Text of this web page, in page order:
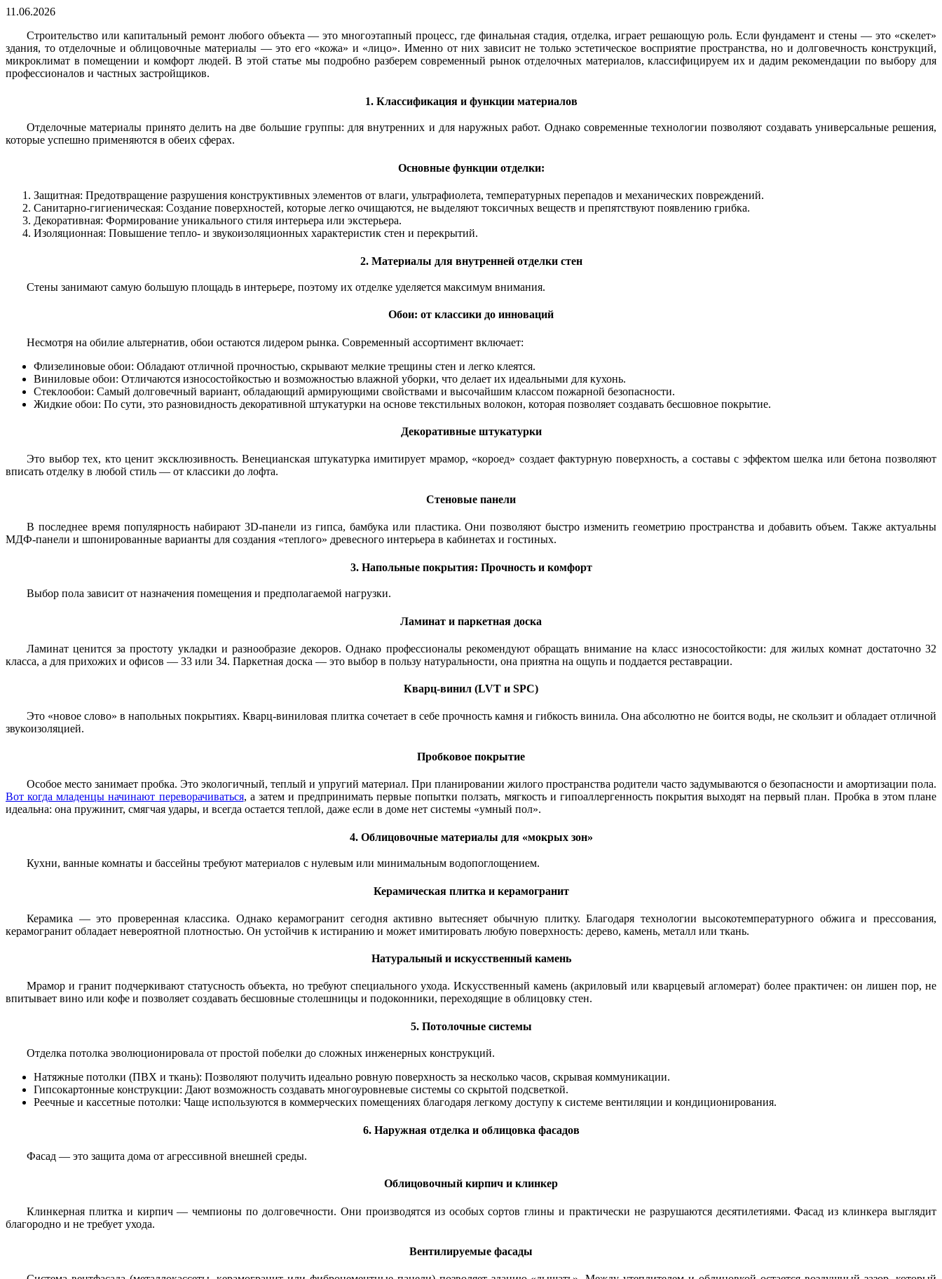
11.06.2026
Строительство или капитальный ремонт любого объекта — это многоэтапный процесс, где финальная стадия, отделка, играет решающую роль. Если фундамент и стены — это «скелет»
здания, то отделочные и облицовочные материалы — это его «кожа» и «лицо». Именно от них зависит не только эстетическое восприятие пространства, но и долговечность конструкций,
микроклимат в помещении и комфорт людей. В этой статье мы подробно разберем современный рынок отделочных материалов, классифицируем их и дадим рекомендации по выбору для
профессионалов и частных застройщиков.
1. Классификация и функции материалов
Отделочные материалы принято делить на две большие группы: для внутренних и для наружных работ. Однако современные технологии позволяют создавать универсальные решения,
которые успешно применяются в обеих сферах.
Основные функции отделки:
Защитная: Предотвращение разрушения конструктивных элементов от влаги, ультрафиолета, температурных перепадов и механических повреждений.
Санитарно-гигиеническая: Создание поверхностей, которые легко очищаются, не выделяют токсичных веществ и препятствуют появлению грибка.
Декоративная: Формирование уникального стиля интерьера или экстерьера.
Изоляционная: Повышение тепло- и звукоизоляционных характеристик стен и перекрытий.
2. Материалы для внутренней отделки стен
Стены занимают самую большую площадь в интерьере, поэтому их отделке уделяется максимум внимания.
Обои: от классики до инноваций
Несмотря на обилие альтернатив, обои остаются лидером рынка. Современный ассортимент включает:
Флизелиновые обои: Обладают отличной прочностью, скрывают мелкие трещины стен и легко клеятся.
Виниловые обои: Отличаются износостойкостью и возможностью влажной уборки, что делает их идеальными для кухонь.
Стеклообои: Самый долговечный вариант, обладающий армирующими свойствами и высочайшим классом пожарной безопасности.
Жидкие обои: По сути, это разновидность декоративной штукатурки на основе текстильных волокон, которая позволяет создавать бесшовное покрытие.
Декоративные штукатурки
Это выбор тех, кто ценит эксклюзивность. Венецианская штукатурка имитирует мрамор, «короед» создает фактурную поверхность, а составы с эффектом шелка или бетона позволяют
вписать отделку в любой стиль — от классики до лофта.
Стеновые панели
В последнее время популярность набирают 3D-панели из гипса, бамбука или пластика. Они позволяют быстро изменить геометрию пространства и добавить объем. Также актуальны
МДФ-панели и шпонированные варианты для создания «теплого» древесного интерьера в кабинетах и гостиных.
3. Напольные покрытия: Прочность и комфорт
Выбор пола зависит от назначения помещения и предполагаемой нагрузки.
Ламинат и паркетная доска
Ламинат ценится за простоту укладки и разнообразие декоров. Однако профессионалы рекомендуют обращать внимание на класс износостойкости: для жилых комнат достаточно 32
класса, а для прихожих и офисов — 33 или 34. Паркетная доска — это выбор в пользу натуральности, она приятна на ощупь и поддается реставрации.
Кварц-винил (LVT и SPC)
Это «новое слово» в напольных покрытиях. Кварц-виниловая плитка сочетает в себе прочность камня и гибкость винила. Она абсолютно не боится воды, не скользит и обладает отличной
звукоизоляцией.
Пробковое покрытие
Особое место занимает пробка. Это экологичный, теплый и упругий материал. При планировании жилого пространства родители часто задумываются о безопасности и амортизации пола.
Вот когда младенцы начинают переворачиваться, а затем и предпринимать первые попытки ползать, мягкость и гипоаллергенность покрытия выходят на первый план. Пробка в этом плане
идеальна: она пружинит, смягчая удары, и всегда остается теплой, даже если в доме нет системы «умный пол».
4. Облицовочные материалы для «мокрых зон»
Кухни, ванные комнаты и бассейны требуют материалов с нулевым или минимальным водопоглощением.
Керамическая плитка и керамогранит
Керамика — это проверенная классика. Однако керамогранит сегодня активно вытесняет обычную плитку. Благодаря технологии высокотемпературного обжига и прессования,
керамогранит обладает невероятной плотностью. Он устойчив к истиранию и может имитировать любую поверхность: дерево, камень, металл или ткань.
Натуральный и искусственный камень
Мрамор и гранит подчеркивают статусность объекта, но требуют специального ухода. Искусственный камень (акриловый или кварцевый агломерат) более практичен: он лишен пор, не
впитывает вино или кофе и позволяет создавать бесшовные столешницы и подоконники, переходящие в облицовку стен.
5. Потолочные системы
Отделка потолка эволюционировала от простой побелки до сложных инженерных конструкций.
Натяжные потолки (ПВХ и ткань): Позволяют получить идеально ровную поверхность за несколько часов, скрывая коммуникации.
Гипсокартонные конструкции: Дают возможность создавать многоуровневые системы со скрытой подсветкой.
Реечные и кассетные потолки: Чаще используются в коммерческих помещениях благодаря легкому доступу к системе вентиляции и кондиционирования.
6. Наружная отделка и облицовка фасадов
Фасад — это защита дома от агрессивной внешней среды.
Облицовочный кирпич и клинкер
Клинкерная плитка и кирпич — чемпионы по долговечности. Они производятся из особых сортов глины и практически не разрушаются десятилетиями. Фасад из клинкера выглядит
благородно и не требует ухода.
Вентилируемые фасады